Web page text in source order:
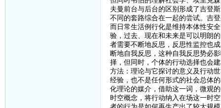
夫曼前台与后台的区别形成了吉登
不同的套路综合在一起的尝试。吉
而日常生活例行化是维持本体性安
验，过去、现在和未来是可以明朗
者需要不断地反思，反思性监控也
断地自我反思，这种自我反思势必
择，但同时，个体的行动选择也会
方法：理论与它探讨的意义及行动
经验，也不是任何形式的社会总体
化理论的媒介，借助这一词，微观
时空概念，将行动纳入在场这一时